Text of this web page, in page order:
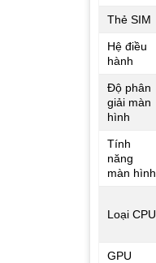
Thẻ SIM
Hệ điều
hành
Độ phân
giải màn
hình
Tính
năng
màn hình
Loại CPU
GPU